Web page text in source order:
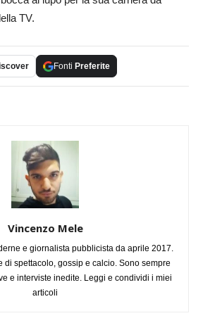
TV.
Fonti Preferite
Vincenzo Mele
e giornalista pubblicista da aprile 2017.
di spettacolo, gossip e calcio. Sono sempre
e interviste inedite. Leggi e condividi i miei
articoli